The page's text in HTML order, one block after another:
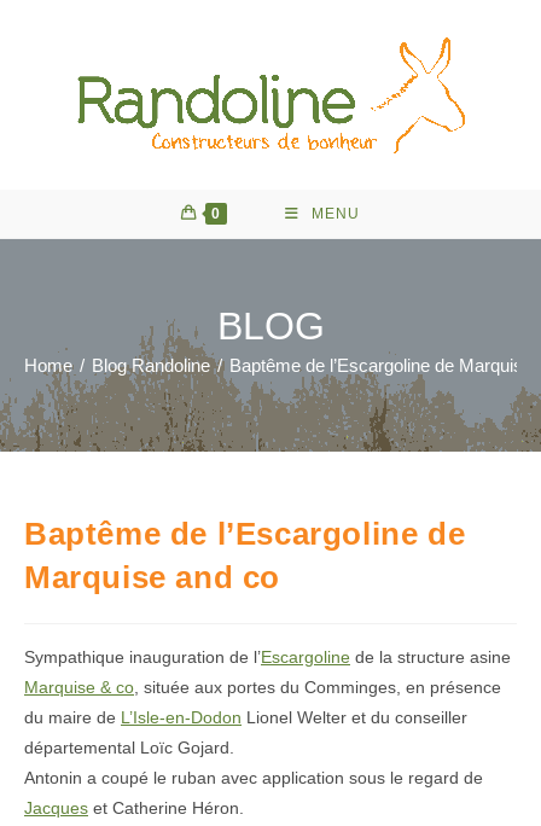
0 MENU
BLOG
Home / Blog Randoline / Baptême de l’Escargoline de Marquise
Baptême de l’Escargoline de
Marquise and co
Sympathique inauguration de l’Escargoline de la structure asine
Marquise & co , située aux portes du Comminges, en présence
du maire de L’Isle-en-Dodon Lionel Welter et du conseiller
départemental Loïc Gojard.
Antonin a coupé le ruban avec application sous le regard de
Jacques et Catherine Héron.